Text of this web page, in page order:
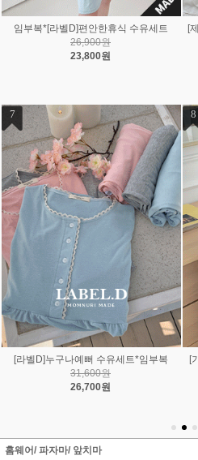
[라벨D]꿈속에서 수유원피스*임부복
29,800원
25,800원
[
[라벨D]구름위 원피스(주수촬영용)
14,700원
11,800원
홈웨어/ 파자마/ 앞치마